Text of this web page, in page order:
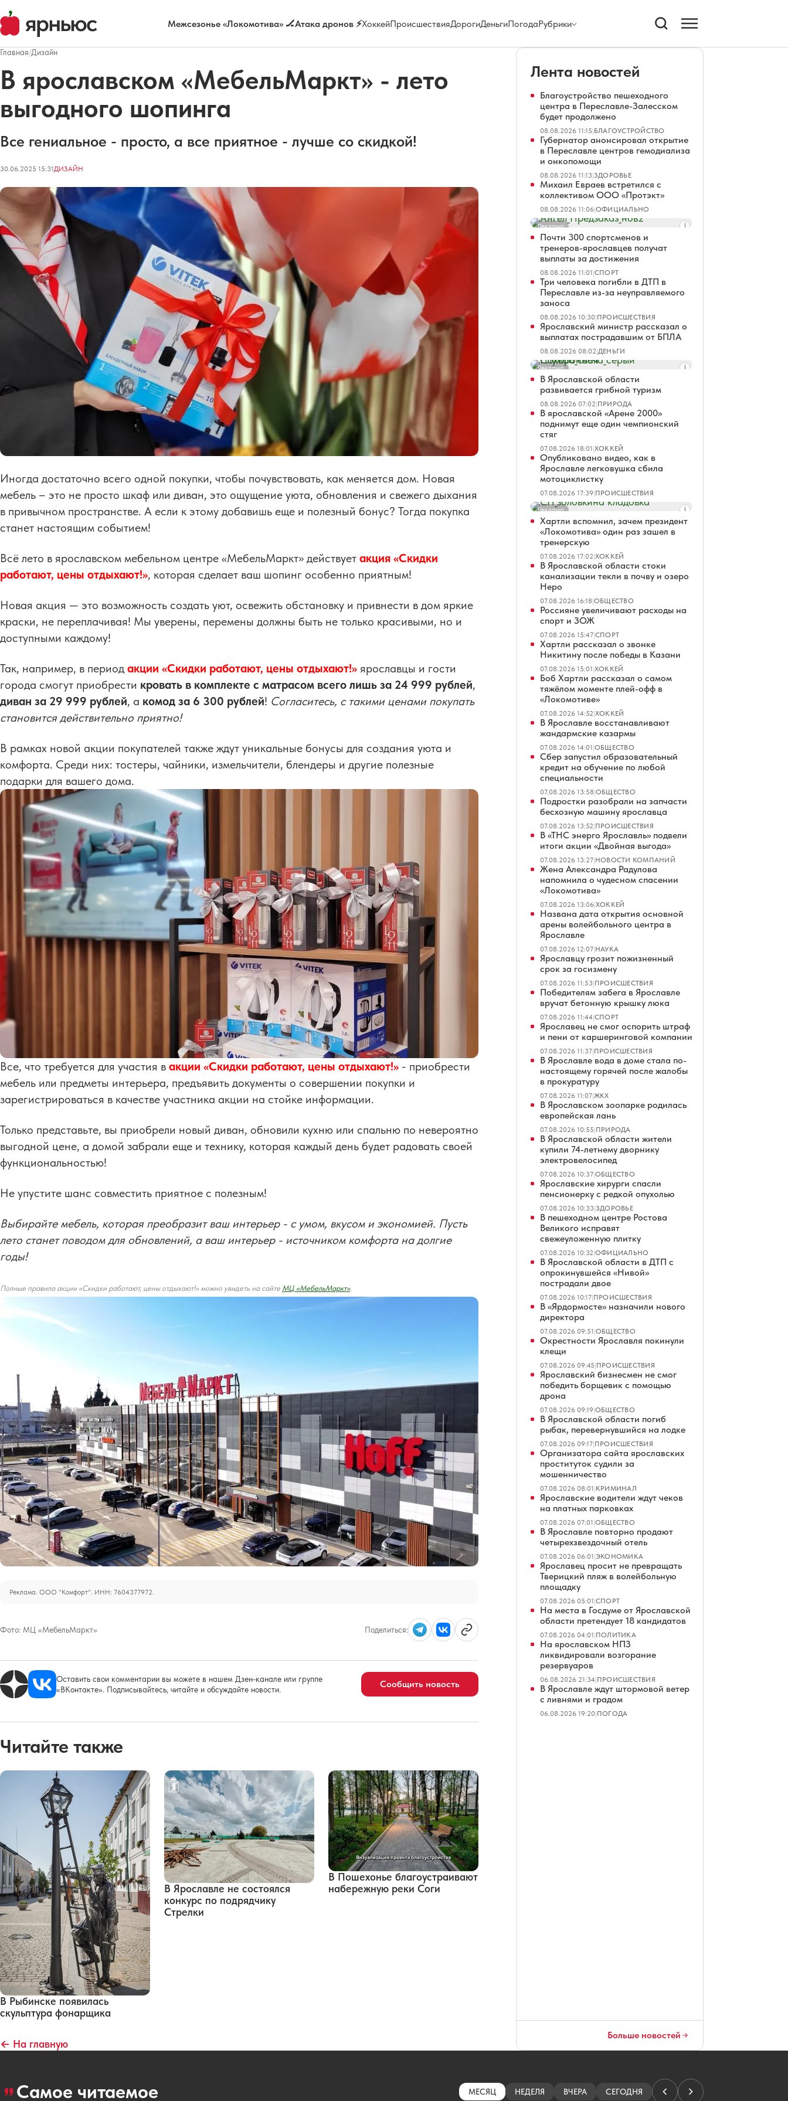
Межсезонье «Локомотива» 🏒Атака дронов ⚡ХоккейПроисшествияДорогиДеньгиПогодаРубрики
Главная/Дизайн
В ярославском «МебельМаркт» - лето
выгодного шопинга
Все гениальное - просто, а все приятное - лучше со скидкой!
30.06.2025 15:31ДИЗАЙН
Иногда достаточно всего одной покупки, чтобы почувствовать, как меняется дом. Новая
мебель – это не просто шкаф или диван, это ощущение уюта, обновления и свежего дыхания
в привычном пространстве. А если к этому добавишь еще и полезный бонус? Тогда покупка
станет настоящим событием!
Всё лето в ярославском мебельном центре «МебельМаркт» действует акция «Скидки
работают, цены отдыхают!», которая сделает ваш шопинг особенно приятным!
Новая акция — это возможность создать уют, освежить обстановку и привнести в дом яркие
краски, не переплачивая! Мы уверены, перемены должны быть не только красивыми, но и
доступными каждому!
Так, например, в период акции «Скидки работают, цены отдыхают!» ярославцы и гости
города смогут приобрести кровать в комплекте с матрасом всего лишь за 24 999 рублей,
диван за 29 999 рублей, а комод за 6 300 рублей! Согласитесь, с такими ценами покупать
становится действительно приятно!
В рамках новой акции покупателей также ждут уникальные бонусы для создания уюта и
комфорта. Среди них: тостеры, чайники, измельчители, блендеры и другие полезные
подарки для вашего дома.
Все, что требуется для участия в акции «Скидки работают, цены отдыхают!» - приобрести
мебель или предметы интерьера, предъявить документы о совершении покупки и
зарегистрироваться в качестве участника акции на стойке информации.
Только представьте, вы приобрели новый диван, обновили кухню или спальню по невероятно
выгодной цене, а домой забрали еще и технику, которая каждый день будет радовать своей
функциональностью!
Не упустите шанс совместить приятное с полезным!
Выбирайте мебель, которая преобразит ваш интерьер - с умом, вкусом и экономией. Пусть
лето станет поводом для обновлений, а ваш интерьер - источником комфорта на долгие
годы!
Полные правила акции «Скидки работают, цены отдыхают!» можно увидеть на сайте МЦ «МебельМаркт».
Реклама. ООО "Комфорт". ИНН: 7604377972.
Фото: МЦ «МебельМаркт» Поделиться:
Оставить свои комментарии вы можете в нашем Дзен-канале или группе
«ВКонтакте». Подписывайтесь, читайте и обсуждайте новости.
Сообщить новость
Читайте также
В Рыбинске появилась
скульптура фонарщика
В Ярославле не состоялся
конкурс по подрядчику
Стрелки
В Пошехонье благоустраивают
набережную реки Соги
← На главную
Лента новостей
Благоустройство пешеходного
центра в Переславле-Залесском
будет продолжено
08.08.2026 11:15|БЛАГОУСТРОЙСТВО
Губернатор анонсировал открытие
в Переславле центров гемодиализа
и онкопомощи
08.08.2026 11:13|ЗДОРОВЬЕ
Михаил Евраев встретился с
коллективом ООО «Протэкт»
08.08.2026 11:06|ОФИЦИАЛЬНО
Реклама
Почти 300 спортсменов и
тренеров-ярославцев получат
выплаты за достижения
08.08.2026 11:01|СПОРТ
Три человека погибли в ДТП в
Переславле из-за неуправляемого
заноса
08.08.2026 10:30|ПРОИСШЕСТВИЯ
Ярославский министр рассказал о
выплатах пострадавшим от БПЛА
08.08.2026 08:02|ДЕНЬГИ
Реклама
В Ярославской области
развивается грибной туризм
08.08.2026 07:02|ПРИРОДА
В ярославской «Арене 2000»
поднимут еще один чемпионский
стяг
07.08.2026 18:01|ХОККЕЙ
Опубликовано видео, как в
Ярославле легковушка сбила
мотоциклистку
07.08.2026 17:39|ПРОИСШЕСТВИЯ
Реклама
Хартли вспомнил, зачем президент
«Локомотива» один раз зашел в
тренерскую
07.08.2026 17:02|ХОККЕЙ
В Ярославской области стоки
канализации текли в почву и озеро
Неро
07.08.2026 16:18|ОБЩЕСТВО
Россияне увеличивают расходы на
спорт и ЗОЖ
07.08.2026 15:47|СПОРТ
Хартли рассказал о звонке
Никитину после победы в Казани
07.08.2026 15:01|ХОККЕЙ
Боб Хартли рассказал о самом
тяжёлом моменте плей-офф в
«Локомотиве»
07.08.2026 14:52|ХОККЕЙ
В Ярославле восстанавливают
жандармские казармы
07.08.2026 14:01|ОБЩЕСТВО
Сбер запустил образовательный
кредит на обучение по любой
специальности
07.08.2026 13:58|ОБЩЕСТВО
Подростки разобрали на запчасти
бесхозную машину ярославца
07.08.2026 13:52|ПРОИСШЕСТВИЯ
В «ТНС энерго Ярославль» подвели
итоги акции «Двойная выгода»
07.08.2026 13:27|НОВОСТИ КОМПАНИЙ
Жена Александра Радулова
напомнила о чудесном спасении
«Локомотива»
07.08.2026 13:06|ХОККЕЙ
Названа дата открытия основной
арены волейбольного центра в
Ярославле
07.08.2026 12:07|НАУКА
Ярославцу грозит пожизненный
срок за госизмену
07.08.2026 11:53|ПРОИСШЕСТВИЯ
Победителям забега в Ярославле
вручат бетонную крышку люка
07.08.2026 11:44|СПОРТ
Ярославец не смог оспорить штраф
и пени от каршеринговой компании
07.08.2026 11:37|ПРОИСШЕСТВИЯ
В Ярославле вода в доме стала по-
настоящему горячей после жалобы
в прокуратуру
07.08.2026 11:07|ЖКХ
В Ярославском зоопарке родилась
европейская лань
07.08.2026 10:55|ПРИРОДА
В Ярославской области жители
купили 74-летнему дворнику
электровелосипед
07.08.2026 10:37|ОБЩЕСТВО
Ярославские хирурги спасли
пенсионерку с редкой опухолью
07.08.2026 10:33|ЗДОРОВЬЕ
В пешеходном центре Ростова
Великого исправят
свежеуложенную плитку
07.08.2026 10:32|ОФИЦИАЛЬНО
В Ярославской области в ДТП с
опрокинувшейся «Нивой»
пострадали двое
07.08.2026 10:17|ПРОИСШЕСТВИЯ
В «Ярдормосте» назначили нового
директора
07.08.2026 09:51|ОБЩЕСТВО
Окрестности Ярославля покинули
клещи
07.08.2026 09:45|ПРОИСШЕСТВИЯ
Ярославский бизнесмен не смог
победить борщевик с помощью
дрона
07.08.2026 09:19|ОБЩЕСТВО
В Ярославской области погиб
рыбак, перевернувшийся на лодке
07.08.2026 09:17|ПРОИСШЕСТВИЯ
Организатора сайта ярославских
проституток судили за
мошенничество
07.08.2026 08:01|КРИМИНАЛ
Ярославские водители ждут чеков
на платных парковках
07.08.2026 07:01|ОБЩЕСТВО
В Ярославле повторно продают
четырехзвездочный отель
07.08.2026 06:01|ЭКОНОМИКА
Ярославец просит не превращать
Тверицкий пляж в волейбольную
площадку
07.08.2026 05:01|СПОРТ
На места в Госдуме от Ярославской
области претендует 18 кандидатов
07.08.2026 04:01|ПОЛИТИКА
На ярославском НПЗ
ликвидировали возгорание
резервуаров
06.08.2026 21:34|ПРОИСШЕСТВИЯ
В Ярославле ждут штормовой ветер
с ливнями и градом
06.08.2026 19:20|ПОГОДА
Больше новостей
Самое читаемое МЕСЯЦ НЕДЕЛЯ ВЧЕРА СЕГОДНЯ